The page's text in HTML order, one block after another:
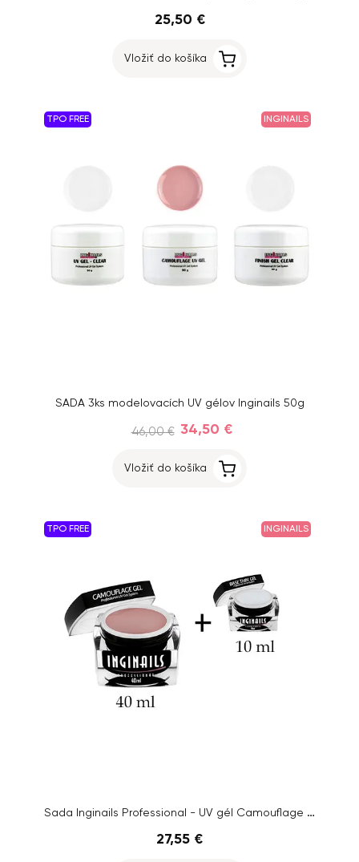
25,50 €
Vložiť do košíka
TPO FREE INGINAILS
SADA 3ks modelovacích UV gélov Inginails 50g
46,00 € 34,50 €
Vložiť do košíka
TPO FREE INGINAILS
Sada Inginails Professional - UV gél Camouflage gel 40ml + UV gél Base Thin Gel 10ml
27,55 €